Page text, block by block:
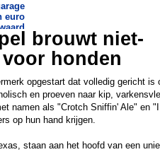
euro
dorp kocht per ongeluk voorraad
voor 12 jaar»
brouwt niet-
honden
opgestart dat volledig gericht is
en proeven naar kip,
namen als "Crotch Sniffin' Ale" en
op hun hand krijgen.
staan aan het hoofd van een